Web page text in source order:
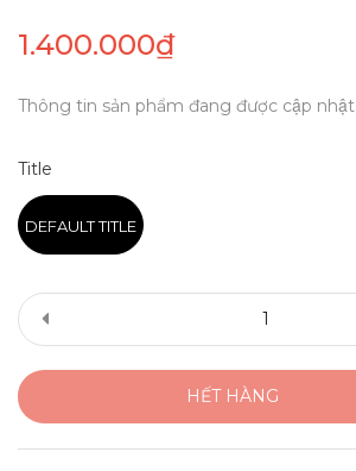
1.400.000₫
Thông tin sản phẩm đang được cập nhật
Title
DEFAULT TITLE
HẾT HÀNG